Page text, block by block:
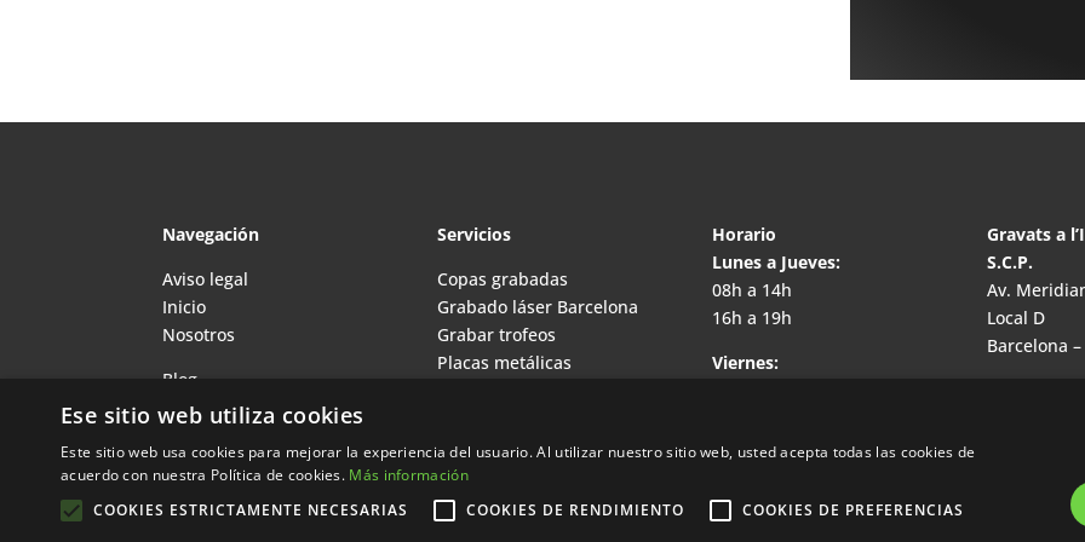
Navegación
Aviso legal
Inicio
Nosotros
Blog
Servicios
Copas grabadas
Grabado láser Barcelona
Grabar trofeos
Placas metálicas
Barcelona
Horario
Lunes a Jueves:
08h a 14h
16h a 19h
Viernes:
Gravats a
S.C.P.
Av.
Local D
Barcelona
Ese sitio web utiliza cookies
Este sitio web usa cookies para mejorar la experiencia del usuario. Al utilizar nuestro sitio web, usted acepta todas las cookies de
acuerdo con nuestra Política de cookies. Más información
COOKIES ESTRICTAMENTE NECESARIAS
COOKIES DE RENDIMIENTO COOKIES DE PREFERENCIAS